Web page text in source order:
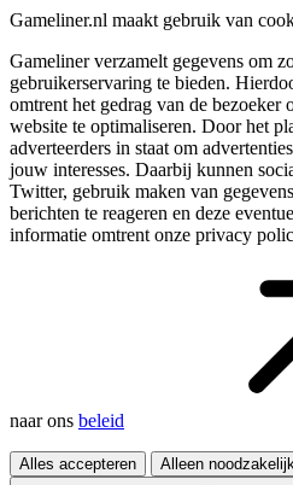
Gameliner.nl maakt gebruik van
Gameliner verzamelt gegevens om
gebruikerservaring te bieden.
omtrent het gedrag van de bezoeker
website te optimaliseren. Door het
adverteerders in staat om
jouw interesses. Daarbij kunnen
Twitter, gebruik maken van
berichten te reageren en deze
informatie omtrent onze privacy
naar ons beleid
Alles accepteren Alleen